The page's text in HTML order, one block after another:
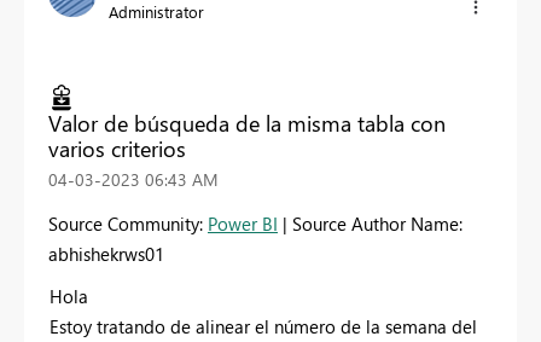
Administrator
Valor de búsqueda de la misma tabla con
varios criterios
‎04-03-2023 06:43 AM
Source Community: Power BI | Source Author Name:
abhishekrws01
Hola
Estoy tratando de alinear el número de la semana del